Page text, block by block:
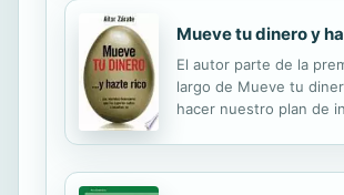
Mueve tu dinero y
El autor parte de la
largo de Mueve tu
hacer nuestro plan de